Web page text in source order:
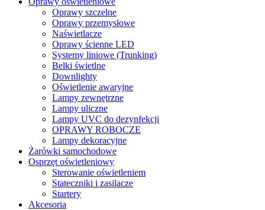
Oprawy szczelne
Oprawy przemysłowe
Naświetlacze
Oprawy ścienne LED
Systemy liniowe (Trunking)
Belki świetlne
Downlighty
Oświetlenie awaryjne
Lampy zewnętrzne
Lampy uliczne
Lampy UVC do dezynfekcji
OPRAWY ROBOCZE
Lampy dekoracyjne
Żarówki samochodowe
Osprzęt oświetleniowy
Sterowanie oświetleniem
Stateczniki i zasilacze
Startery
Akcesoria